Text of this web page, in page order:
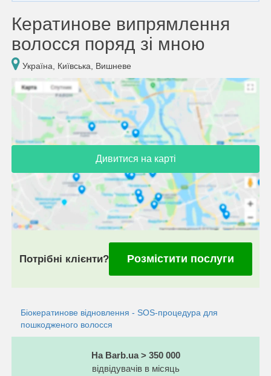
Кератинове випрямлення
волосся поряд зі мною
Україна, Київська, Вишневе
Дивитися на карті
Потрібні клієнти? Розмістити послуги
Біокератинове відновлення - SOS-процедура для
пошкодженого волосся
На Barb.ua > 350 000
відвідувачів в місяць